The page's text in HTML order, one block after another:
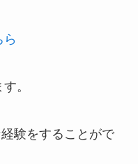
。
験をすることがで